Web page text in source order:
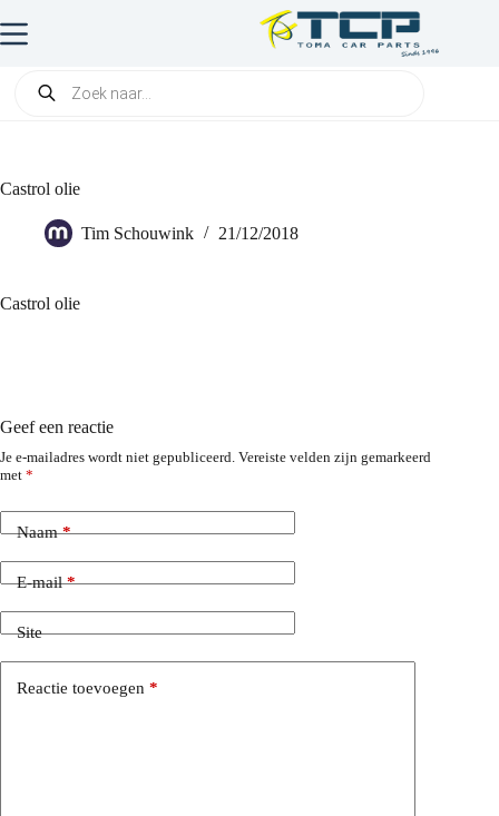
Castrol olie
Tim Schouwink 21/12/2018
Castrol olie
Geef een reactie
Je e-mailadres wordt niet gepubliceerd. Vereiste velden zijn gemarkeerd
met *
Naam*
E-mail*
Site
Reactie toevoegen *